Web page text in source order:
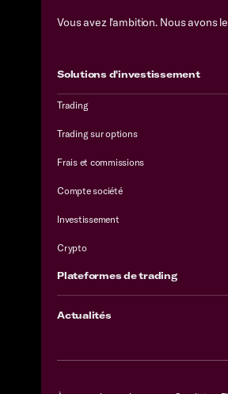
Vous avez l'ambition. Nous avons
Solutions d'investissement
Trading
Trading sur options
Frais et commissions
Compte société
Investissement
Crypto
Plateformes de trading
Actualités